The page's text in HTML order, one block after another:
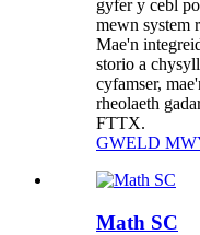
gyfer y cebl
mewn system
Mae'n
storio a
cyfamser,
rheolaeth
FTTX.
GWELD
Math SC